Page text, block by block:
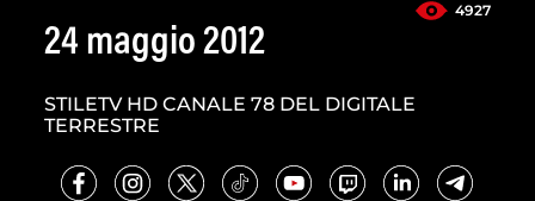
4927
24 maggio 2012
STILETV HD CANALE 78 DEL DIGITALE
TERRESTRE